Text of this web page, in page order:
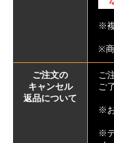
※
※商
ご注文の
キャンセル
返品について
ご
ご
※
※